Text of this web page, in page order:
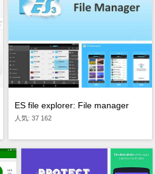
ES file explorer: File manager
人気: 37 162